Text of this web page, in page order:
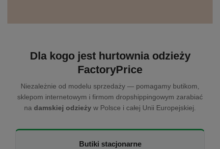
Dla kogo jest hurtownia odzieży
FactoryPrice
Niezależnie od modelu sprzedaży — pomagamy butikom,
sklepom internetowym i firmom dropshippingowym zarabiać
na damskiej odzieży w Polsce i całej Unii Europejskiej.
Butiki stacjonarne